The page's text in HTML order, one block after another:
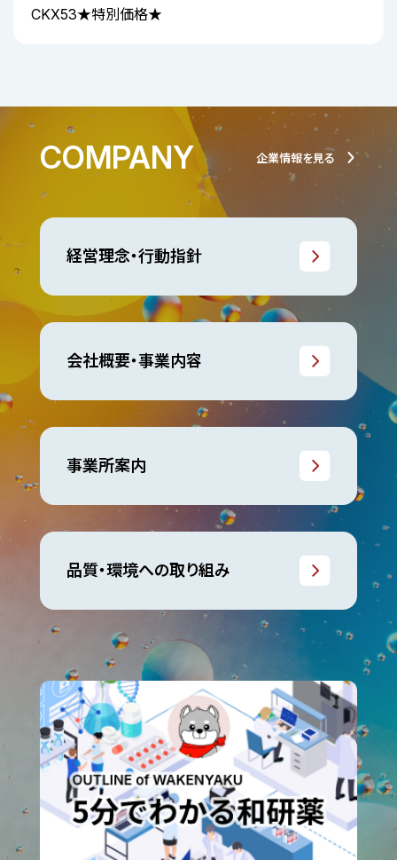
CKX53★特別価格★
COMPANY 企業情報を見る
経営理念・行動指針
会社概要・事業内容
事業所案内
品質・環境への取り組み